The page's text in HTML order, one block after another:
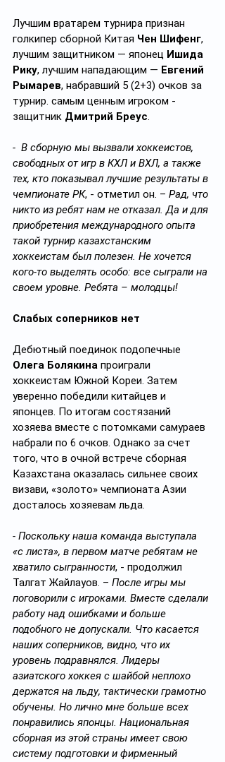
Лучшим вратарем турнира признан
голкипер сборной Китая Чен Шифенг,
лучшим защитником — японец Ишида
Рику, лучшим нападающим — Евгений
Рымарев, набравший 5 (2+3) очков за
турнир. самым ценным игроком -
защитник Дмитрий Бреус.
-  В сборную мы вызвали хоккеистов,
свободных от игр в КХЛ и ВХЛ, а также
тех, кто показывал лучшие результаты в
чемпионате РК, - отметил он. – Рад, что
никто из ребят нам не отказал. Да и для
приобретения международного опыта
такой турнир казахстанским
хоккеистам был полезен. Не хочется
кого-то выделять особо: все сыграли на
своем уровне. Ребята – молодцы!
Слабых соперников нет
Дебютный поединок подопечные
Олега Болякина проиграли
хоккеистам Южной Кореи. Затем
уверенно победили китайцев и
японцев. По итогам состязаний
хозяева вместе с потомками самураев
набрали по 6 очков. Однако за счет
того, что в очной встрече сборная
Казахстана оказалась сильнее своих
визави, «золото» чемпионата Азии
досталось хозяевам льда.
- Поскольку наша команда выступала
«с листа», в первом матче ребятам не
хватило сыгранности, - продолжил
Талгат Жайлауов. – После игры мы
поговорили с игроками. Вместе сделали
работу над ошибками и больше
подобного не допускали. Что касается
наших соперников, видно, что их
уровень подравнялся. Лидеры
азиатского хоккея с шайбой неплохо
держатся на льду, тактически грамотно
обучены. Но лично мне больше всех
понравились японцы. Национальная
сборная из этой страны имеет свою
систему подготовки и фирменный